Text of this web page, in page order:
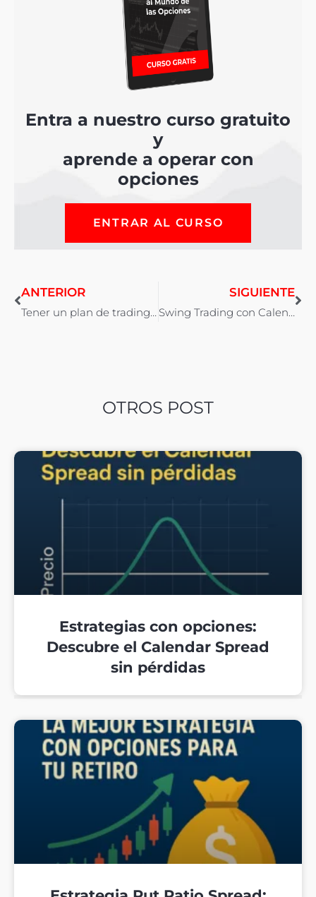
Entra a nuestro curso gratuito
y
aprende a operar con
opciones
ENTRAR AL CURSO
ANTERIOR
Tener un plan de trading y seguirlo
SIGUIENTE
Swing Trading con Calendar Spread: Junio 2019
OTROS POST
Estrategias con opciones:
Descubre el Calendar Spread
sin pérdidas